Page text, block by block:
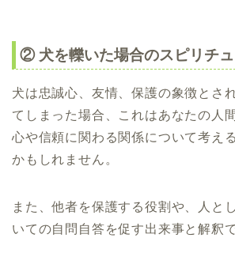
② 犬を轢いた場合のスピリチ
犬は忠誠心、友情、保護の象徴とさ
てしまった場合、これはあなたの人
心や信頼に関わる関係について考え
かもしれません。
また、他者を保護する役割や、人と
いての自問自答を促す出来事と解釈